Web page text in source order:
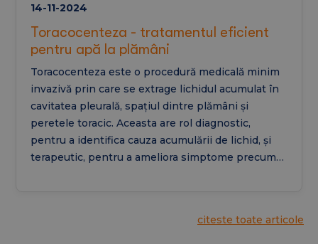
14-11-2024
Toracocenteza - tratamentul eficient
pentru apă la plămâni
Toracocenteza este o procedură medicală minim
invazivă prin care se extrage lichidul acumulat în
cavitatea pleurală, spațiul dintre plămâni și
peretele toracic. Aceasta are rol diagnostic,
pentru a identifica cauza acumulării de lichid, și
terapeutic, pentru a ameliora simptome precum
citeste toate articole